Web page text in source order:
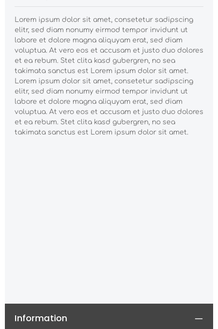
Lorem ipsum dolor sit amet, consetetur sadipscing
elitr, sed diam nonumy eirmod tempor invidunt ut
labore et dolore magna aliquyam erat, sed diam
voluptua. At vero eos et accusam et justo duo dolores
et ea rebum. Stet clita kasd gubergren, no sea
takimata sanctus est Lorem ipsum dolor sit amet.
Lorem ipsum dolor sit amet, consetetur sadipscing
elitr, sed diam nonumy eirmod tempor invidunt ut
labore et dolore magna aliquyam erat, sed diam
voluptua. At vero eos et accusam et justo duo dolores
et ea rebum. Stet clita kasd gubergren, no sea
takimata sanctus est Lorem ipsum dolor sit amet.
Information